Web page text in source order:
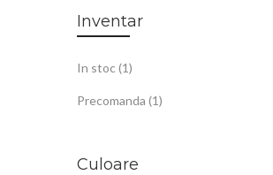
Inventar
In stoc 1item
Precomanda 1item
Culoare